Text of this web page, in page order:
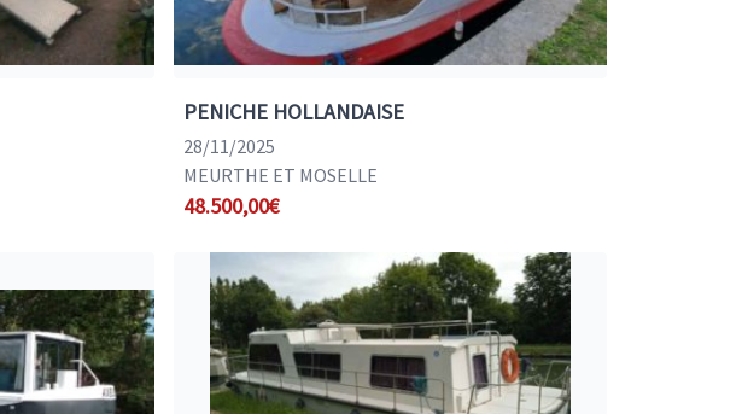
PENICHE HOLLANDAISE
28/11/2025
MEURTHE ET MOSELLE
48.500,00€